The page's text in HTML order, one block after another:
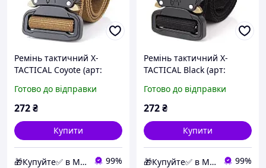
Ремінь тактичний X-
TACTICAL Coyote (арт:
Готово до відправки
272₴
Купити
🎁Купуйте✅ в Магазині Подарунків 99%
Ремінь тактичний X-
TACTICAL Black (арт:
Готово до відправки
272₴
Купити
🎁Купуйте✅ в Магазині Подарунків 99%